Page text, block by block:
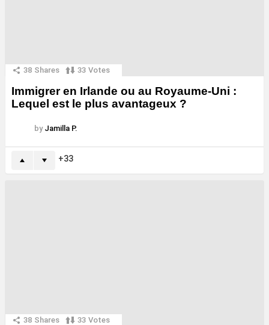
38 Shares 33 Votes
Immigrer en Irlande ou au Royaume-Uni :
Lequel est le plus avantageux ?
by Jamilla P.
33
38 Shares 33 Votes